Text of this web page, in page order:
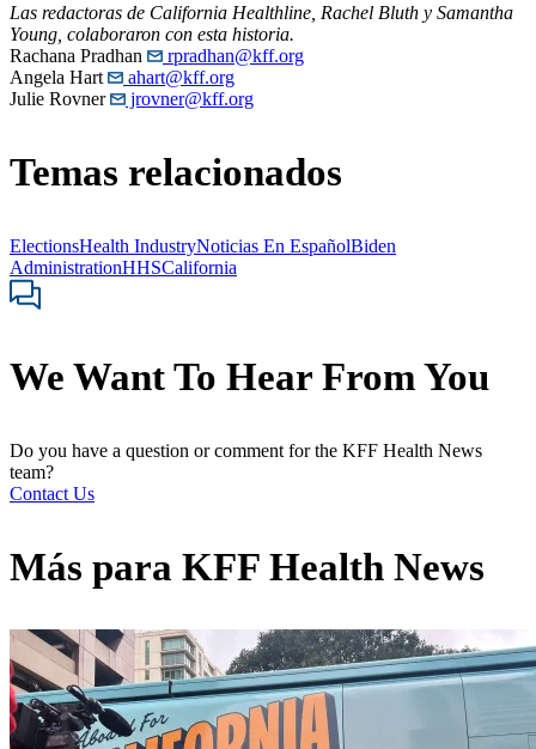
Las redactoras de California Healthline, Rachel Bluth y Samantha
Young, colaboraron con esta historia.
Rachana Pradhan
rpradhan@kff.org
Angela Hart
ahart@kff.org
Julie Rovner
jrovner@kff.org
Temas relacionados
ElectionsHealth IndustryNoticias En EspañolBiden
AdministrationHHSCalifornia
We Want To Hear From You
Do you have a question or comment for the KFF Health News
team?
Contact Us
Más para KFF Health News